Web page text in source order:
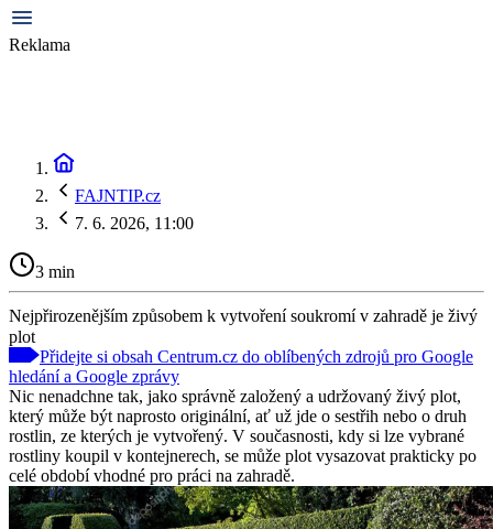
Reklama
FAJNTIP.cz
7. 6. 2026, 11:00
3 min
Nejpřirozenějším způsobem k vytvoření soukromí v zahradě je živý
plot
Přidejte si obsah Centrum.cz do oblíbených zdrojů pro Google
hledání a Google zprávy
Nic nenadchne tak, jako správně založený a udržovaný živý plot,
který může být naprosto originální, ať už jde o sestřih nebo o druh
rostlin, ze kterých je vytvořený. V současnosti, kdy si lze vybrané
rostliny koupil v kontejnerech, se může plot vysazovat prakticky po
celé období vhodné pro práci na zahradě.